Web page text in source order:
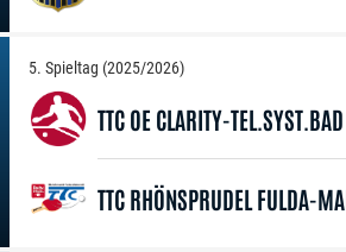
5. Spieltag (2025/2026)
TTC OE CLARITY-
TTC RHÖNSPRUDEL FULDA-